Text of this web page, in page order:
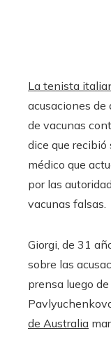
La tenista
acusaciones de
de vacunas
dice que recibió
médico que
por las
vacunas falsas.
Giorgi, de 31
sobre las
prensa luego
de Australia